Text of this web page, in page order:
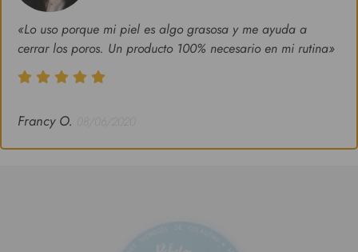
«Lo uso porque mi piel es algo grasosa y me ayuda a
cerrar los poros. Un producto 100% necesario en mi rutina»
Francy O. 08/06/2020